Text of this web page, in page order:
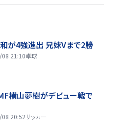
が4強進出 兄妹Vまで2勝
21:10卓球
横山夢樹がデビュー戦で
20:52サッカー